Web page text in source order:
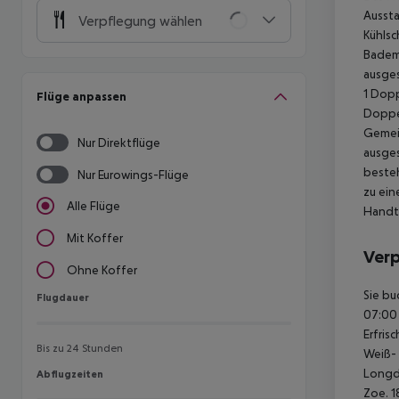
Verpflegung wählen
Flüge anpassen
Nur Direktflüge
Nur Eurowings-Flüge
Alle Flüge
Mit Koffer
Ohne Koffer
Flugdauer
Flugdauer
Bis zu 24 Stunden
Abflugzeiten
Abflugzeiten
1
zu
Sie
07:00
Weiß-
Zoe.